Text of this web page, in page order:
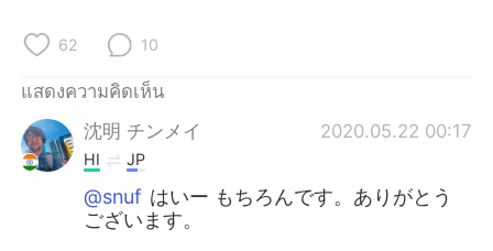
한국어
Indonesia
Türkçe
62 10
แสดงความคิดเห็น
沈明 チンメイ
2020.05.22 00:17
HI JP
@snuf はいー もちろんです。ありがとう
ございます。